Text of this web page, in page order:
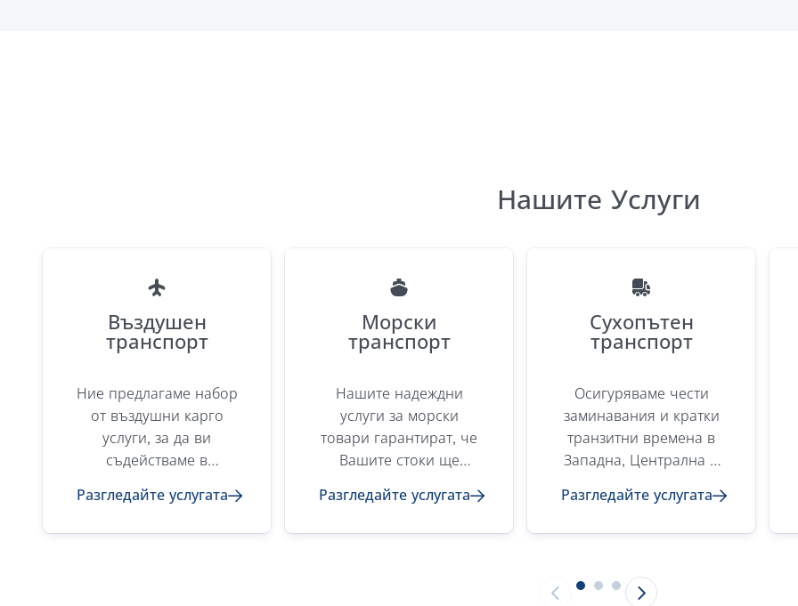
Нашите Услуги
Въздушен
транспорт
Ние предлагаме набор
от въздушни карго
услуги, за да ви
съдействаме в
оптималния баланс
Разгледайте услугата
Морски
транспорт
Нашите надеждни
услуги за морски
товари гарантират, че
Вашите стоки ще
континент по света
Разгледайте услугата
Сухопътен
транспорт
Осигуряваме чести
заминавания и кратки
транзитни времена в
Западна, Централна и
Нашата обширна мрежа
и навременна доставка
Разгледайте услугата